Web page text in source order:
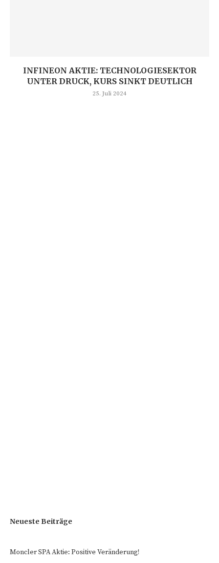
INFINEON AKTIE: TECHNOLOGIESEKTOR
UNTER DRUCK, KURS SINKT DEUTLICH
25. Juli 2024
Neueste Beiträge
Moncler SPA Aktie: Positive Veränderung!